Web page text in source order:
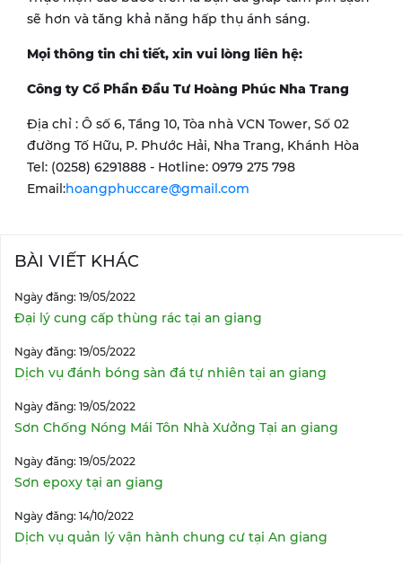
sẽ hơn và tăng khả năng hấp thụ ánh sáng.
Mọi thông tin chi tiết, xin vui lòng liên hệ:
Công ty Cổ Phần Đầu Tư Hoàng Phúc Nha Trang
Địa chỉ : Ô số 6, Tầng 10, Tòa nhà VCN Tower, Số 02
đường Tố Hữu, P. Phước Hải, Nha Trang, Khánh Hòa
Tel: (0258) 6291888 - Hotline: 0979 275 798
Email:hoangphuccare@gmail.com
BÀI VIẾT KHÁC
Ngày đăng: 19/05/2022
Đại lý cung cấp thùng rác tại an giang
Ngày đăng: 19/05/2022
Dịch vụ đánh bóng sàn đá tự nhiên tại an giang
Ngày đăng: 19/05/2022
Sơn Chống Nóng Mái Tôn Nhà Xưởng Tại an giang
Ngày đăng: 19/05/2022
Sơn epoxy tại an giang
Ngày đăng: 14/10/2022
Dịch vụ quản lý vận hành chung cư tại An giang